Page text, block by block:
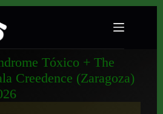
Tóxico + The
Creedence (Zaragoza)